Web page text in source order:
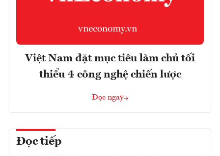
Việt Nam đặt mục tiêu làm chủ tối
thiểu 4 công nghệ chiến lược
Đọc ngay
Đọc tiếp